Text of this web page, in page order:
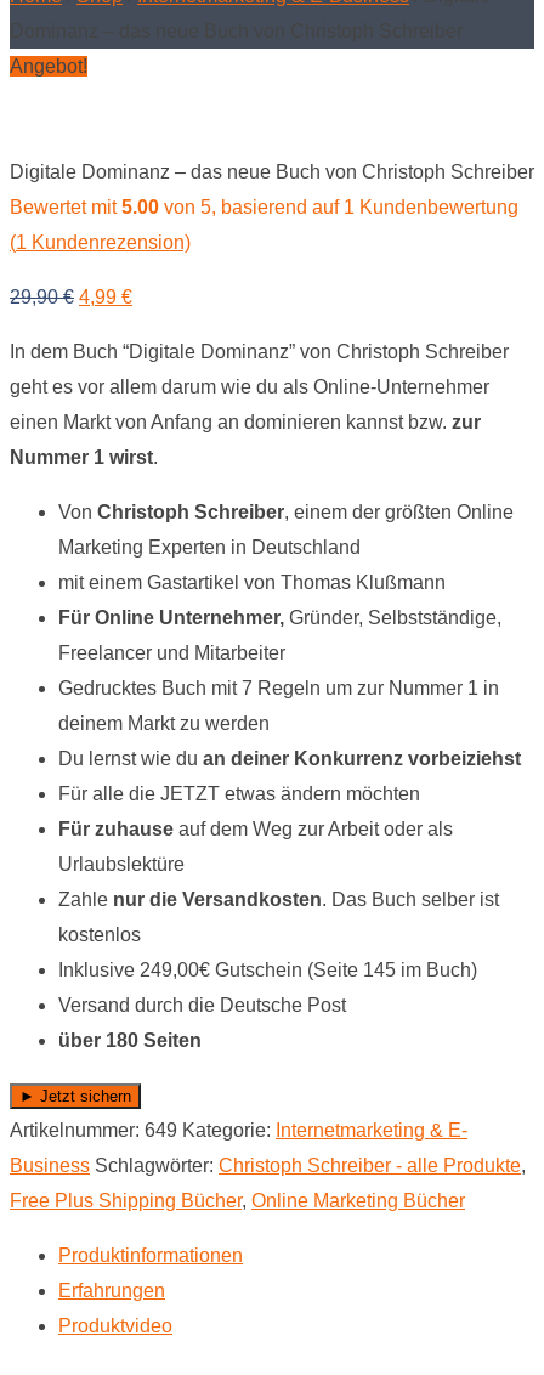
Angebot!
Digitale Dominanz – das neue Buch von Christoph Schreiber
Bewertet mit5.00 von 5, basierend auf 1 Kundenbewertung
(1 Kundenrezension)
29,90€ Ursprünglicher
4,99 €Aktueller
ist:
In dem Buch “Digitale Dominanz” von Christoph Schreiber
geht es vor allem darum wie du als Online-Unternehmer
einen Markt von Anfang an dominieren kannst bzw. zur
Nummer 1 wirst.
Von Christoph Schreiber, einem der größten Online
Marketing Experten in Deutschland
mit einem Gastartikel von Thomas Klußmann
Für Online Unternehmer, Gründer, Selbstständige,
Freelancer und Mitarbeiter
Gedrucktes Buch mit 7 Regeln um zur Nummer 1 in
deinem Markt zu werden
Du lernst wie du an deiner Konkurrenz vorbeiziehst
Für alle die JETZT etwas ändern möchten
Für zuhause auf dem Weg zur Arbeit oder als
Urlaubslektüre
Zahle nur die Versandkosten. Das Buch selber ist
kostenlos
Inklusive 249,00€ Gutschein (Seite 145 im Buch)
Versand durch die Deutsche Post
über 180 Seiten
► Jetzt sichern
Artikelnummer: 649 Kategorie: Internet­marketing & E-
Business Schlagwörter: Christoph Schreiber - alle Produkte,
Free Plus Shipping Bücher, Online Marketing Bücher
Produktinformationen
Erfahrungen
Produktvideo